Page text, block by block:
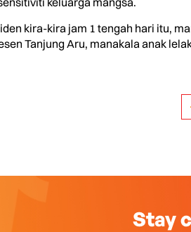
kira-kira jam 1 tengah hari itu,
Tanjung Aru, manakala anak
Stay